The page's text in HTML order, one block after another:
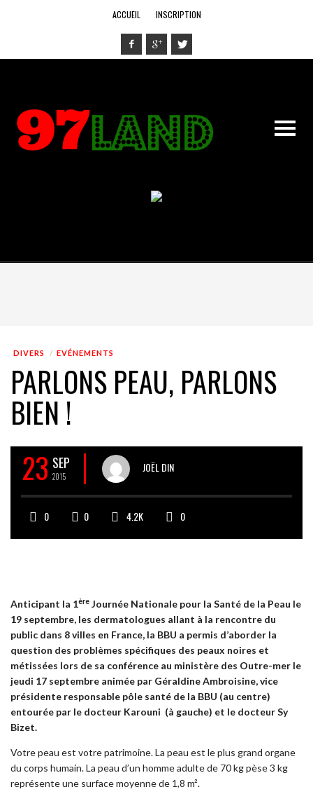
ACCUEIL INSCRIPTION
DIVERS EVÉNEMENTS
PARLONS PEAU, PARLONS
BIEN !
23 SEP
2015
JOËL DIN
0 0 4.2K 0
Anticipant la 1ère Journée Nationale pour la Santé de la Peau le
19 septembre, les dermatologues allant à la rencontre du
public dans 8 villes en France, la BBU a permis d’aborder la
question des problèmes spécifiques des peaux noires et
métissées lors de sa conférence au ministère des Outre-mer le
jeudi 17 septembre animée par Géraldine Ambroisine, vice
présidente responsable pôle santé de la BBU (au centre)
entourée par le docteur Karouni (à gauche) et le docteur Sy
Bizet.
Votre peau est votre patrimoine. La peau est le plus grand organe
du corps humain. La peau d’un homme adulte de 70 kg pèse 3 kg
représente une surface moyenne de 1,8 m².